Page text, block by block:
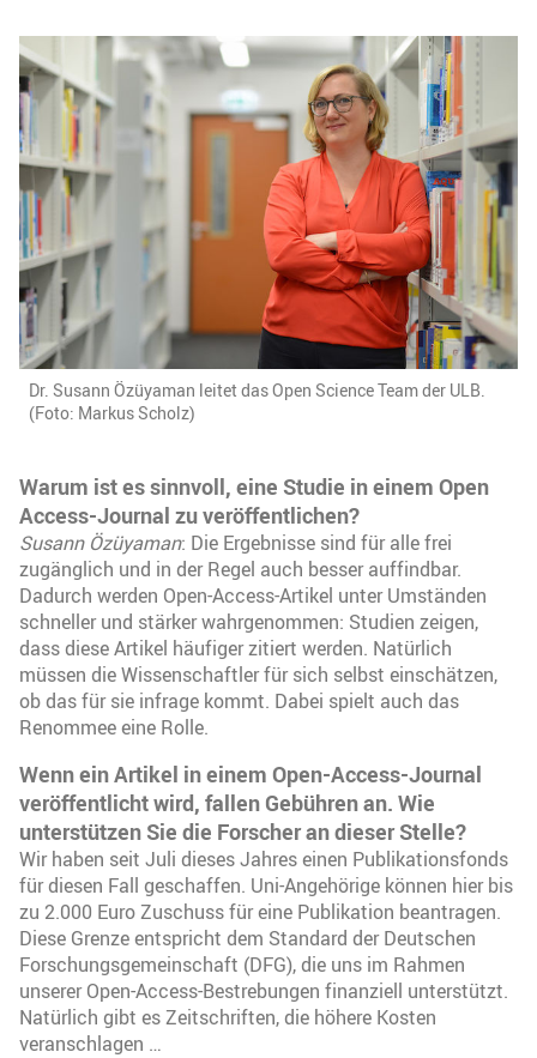
Dr. Susann Özüyaman leitet das Open Science Team der ULB.
(Foto: Markus Scholz)
Warum ist es sinnvoll, eine Studie in einem Open
Access-Journal zu veröffentlichen?
Susann Özüyaman: Die Ergebnisse sind für alle frei
zugänglich und in der Regel auch besser auffindbar.
Dadurch werden Open-Access-Artikel unter Umständen
schneller und stärker wahrgenommen: Studien zeigen,
dass diese Artikel häufiger zitiert werden. Natürlich
müssen die Wissenschaftler für sich selbst einschätzen,
ob das für sie infrage kommt. Dabei spielt auch das
Renommee eine Rolle.
Wenn ein Artikel in einem Open-Access-Journal
veröffentlicht wird, fallen Gebühren an. Wie
unterstützen Sie die Forscher an dieser Stelle?
Wir haben seit Juli dieses Jahres einen Publikationsfonds
für diesen Fall geschaffen. Uni-Angehörige können hier bis
zu 2.000 Euro Zuschuss für eine Publikation beantragen.
Diese Grenze entspricht dem Standard der Deutschen
Forschungsgemeinschaft (DFG), die uns im Rahmen
unserer Open-Access-Bestrebungen finanziell unterstützt.
Natürlich gibt es Zeitschriften, die höhere Kosten
veranschlagen …